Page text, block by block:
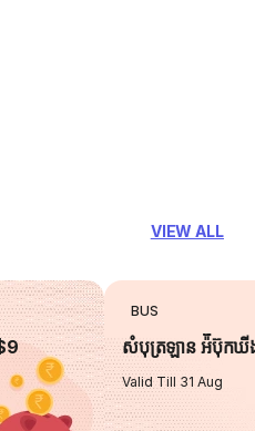
VIEW ALL
BUS
សំបុត្រឡាន អ៉ីប៊ុកឃី
Valid Till 31 Aug